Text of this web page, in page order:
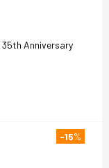
Anniversary
-15%